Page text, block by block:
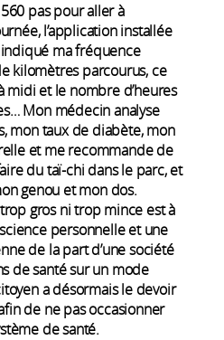
pas pour aller à
l’application installée
ma fréquence
kilomètres parcourus, ce
midi et le nombre d’heures
Mon médecin analyse
mon taux de diabète, mon
et me recommande de
du taï-chi dans le parc, et
genou et mon dos.
trop gros ni trop mince est à
personnelle et une
de la part d’une société
de santé sur un mode
a désormais le devoir
de ne pas occasionner
de santé.